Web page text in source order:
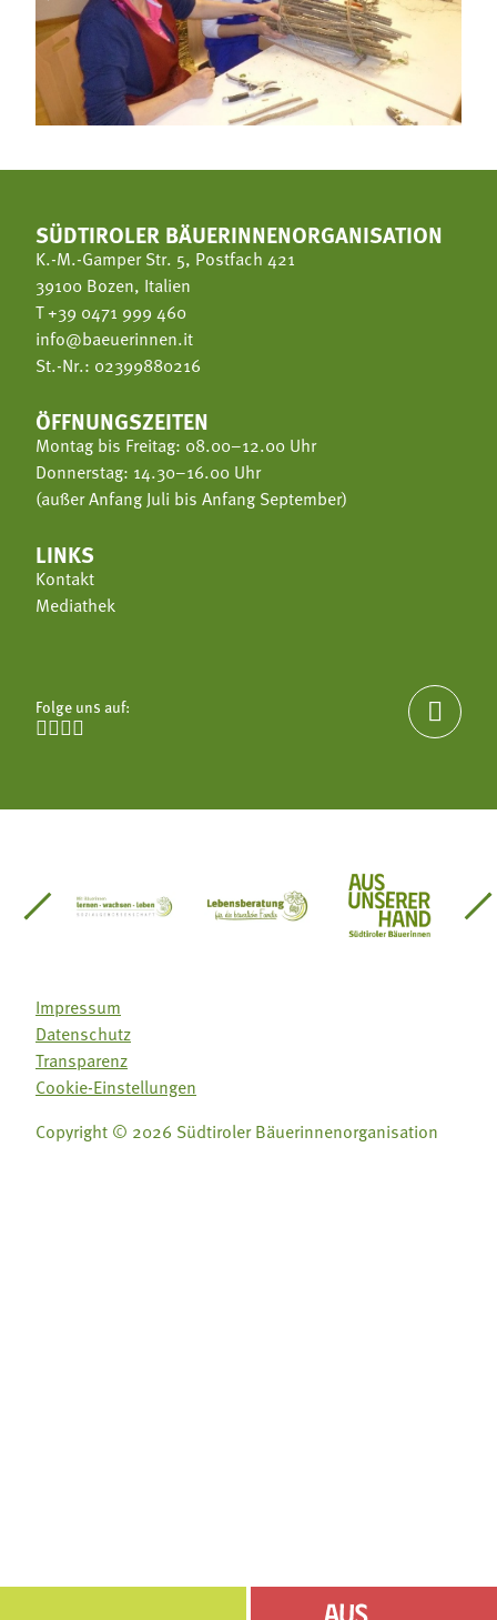
SÜDTIROLER BÄUERINNENORGANISATION
K.-M.-Gamper Str. 5, Postfach 421
39100 Bozen, Italien
T+39 0471 999 460
info@baeuerinnen.it
St.-Nr.: 02399880216
ÖFFNUNGSZEITEN
Montag bis Freitag: 08.00–12.00 Uhr
Donnerstag: 14.30–16.00 Uhr
(außer Anfang Juli bis Anfang September)
LINKS
Kontakt
Mediathek
Folge uns auf:


Südtirol
Gärtnervereinigung
Sozialgenossenschaft Mit Bäuerinnen lernen -
Lebensberatung für dieAus unserer
Impressum
Datenschutz
Transparenz
Cookie-Einstellungen
Copyright © 2026 Südtiroler Bäuerinnenorganisation